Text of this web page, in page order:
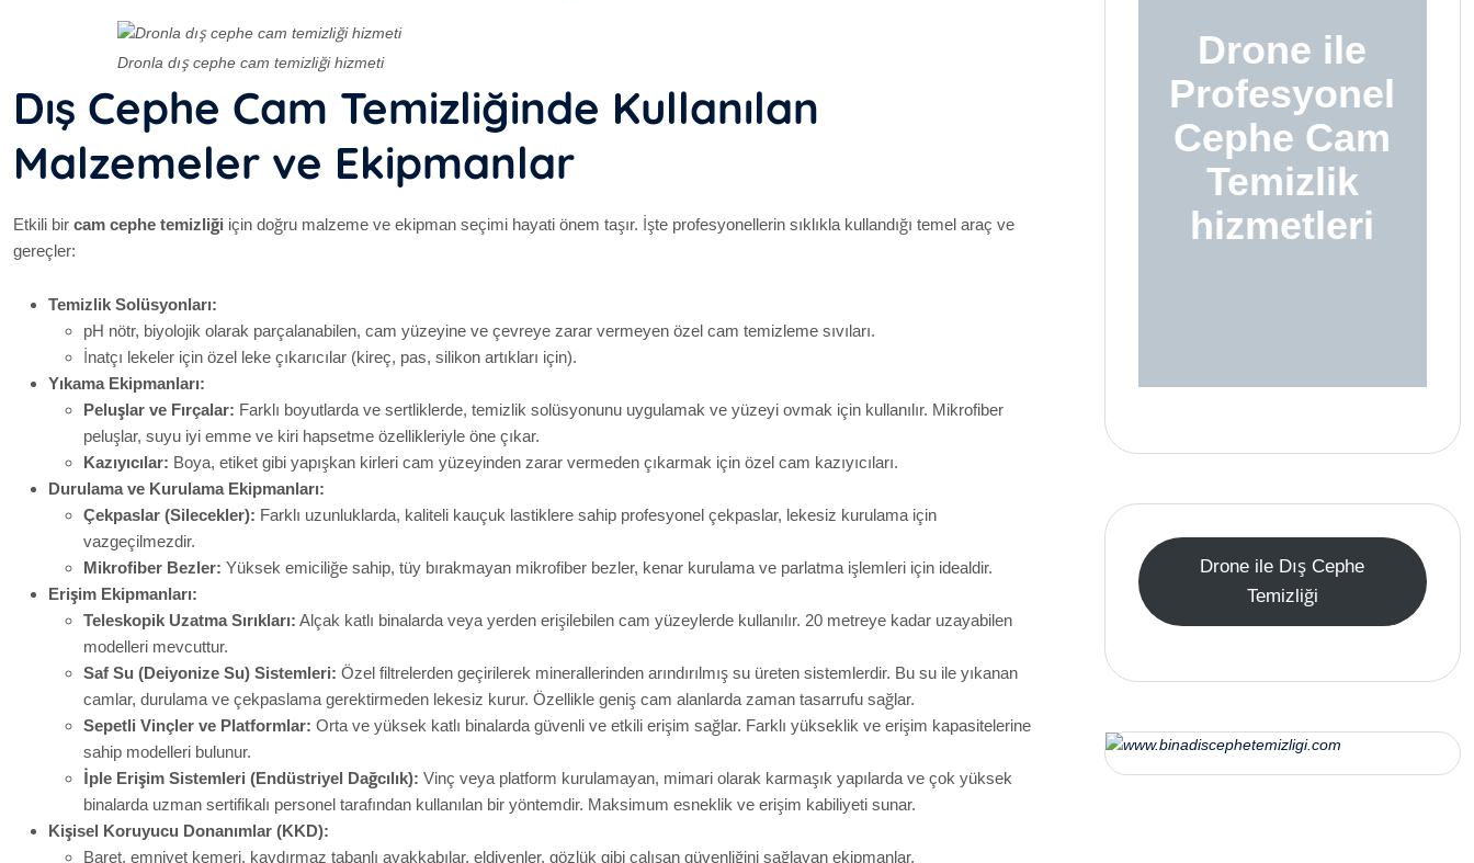
Dronla dış cephe cam temizliği hizmeti
Dış Cephe Cam Temizliğinde Kullanılan
Malzemeler ve Ekipmanlar
Etkili bir cam cephe temizliği için doğru malzeme ve ekipman seçimi hayati önem taşır. İşte profesyonellerin sıklıkla kullandığı temel araç ve
gereçler:
Temizlik Solüsyonları:
pH nötr, biyolojik olarak parçalanabilen, cam yüzeyine ve çevreye zarar vermeyen özel cam temizleme sıvıları.
İnatçı lekeler için özel leke çıkarıcılar (kireç, pas, silikon artıkları için).
Yıkama Ekipmanları:
Peluşlar ve Fırçalar: Farklı boyutlarda ve sertliklerde, temizlik solüsyonunu uygulamak ve yüzeyi ovmak için kullanılır. Mikrofiber
peluşlar, suyu iyi emme ve kiri hapsetme özellikleriyle öne çıkar.
Kazıyıcılar: Boya, etiket gibi yapışkan kirleri cam yüzeyinden zarar vermeden çıkarmak için özel cam kazıyıcıları.
Durulama ve Kurulama Ekipmanları:
Çekpaslar (Silecekler): Farklı uzunluklarda, kaliteli kauçuk lastiklere sahip profesyonel çekpaslar, lekesiz kurulama için
vazgeçilmezdir.
Mikrofiber Bezler: Yüksek emiciliğe sahip, tüy bırakmayan mikrofiber bezler, kenar kurulama ve parlatma işlemleri için idealdir.
Erişim Ekipmanları:
Teleskopik Uzatma Sırıkları: Alçak katlı binalarda veya yerden erişilebilen cam yüzeylerde kullanılır. 20 metreye kadar uzayabilen
modelleri mevcuttur.
Saf Su (Deiyonize Su) Sistemleri: Özel filtrelerden geçirilerek minerallerinden arındırılmış su üreten sistemlerdir. Bu su ile yıkanan
camlar, durulama ve çekpaslama gerektirmeden lekesiz kurur. Özellikle geniş cam alanlarda zaman tasarrufu sağlar.
Sepetli Vinçler ve Platformlar: Orta ve yüksek katlı binalarda güvenli ve etkili erişim sağlar. Farklı yükseklik ve erişim kapasitelerine
sahip modelleri bulunur.
İple Erişim Sistemleri (Endüstriyel Dağcılık): Vinç veya platform kurulamayan, mimari olarak karmaşık yapılarda ve çok yüksek
binalarda uzman sertifikalı personel tarafından kullanılan bir yöntemdir. Maksimum esneklik ve erişim kabiliyeti sunar.
Kişisel Koruyucu Donanımlar (KKD):
Baret, emniyet kemeri, kaydırmaz tabanlı ayakkabılar, eldivenler, gözlük gibi çalışan güvenliğini sağlayan ekipmanlar.
Drone ile
Profesyonel
Cephe Cam
Temizlik
hizmetleri
Drone ile Dış Cephe
Temizliği